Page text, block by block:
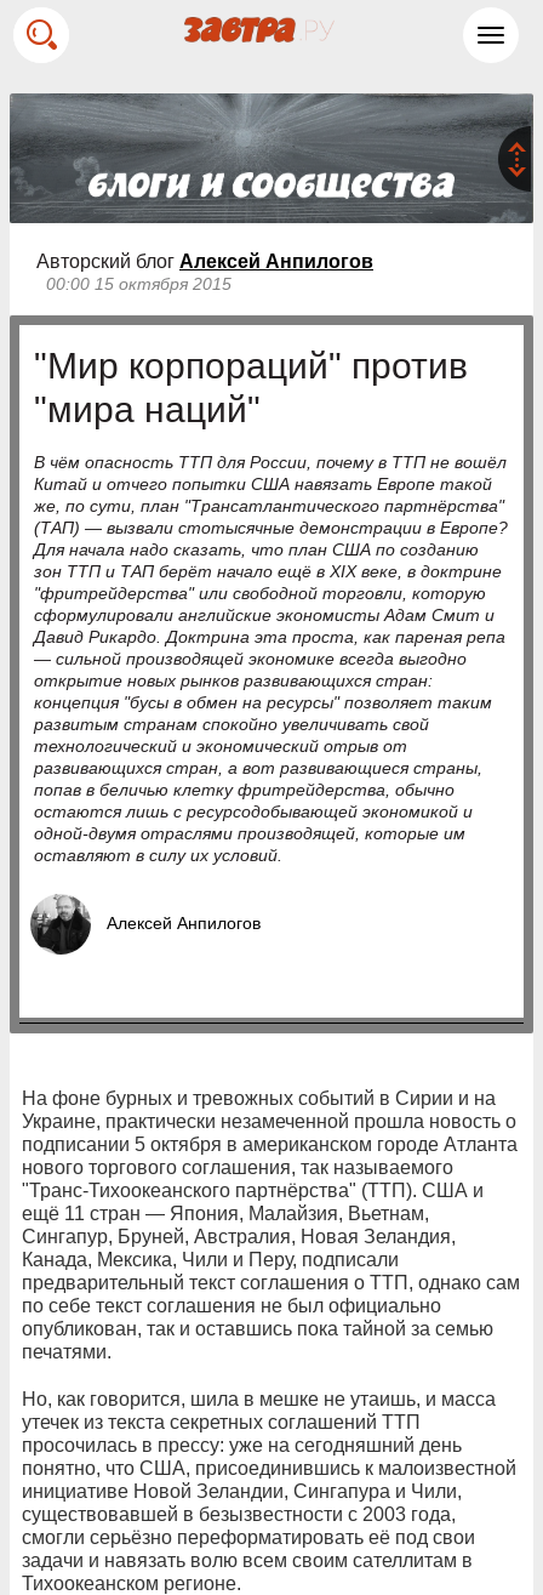
Авторский блог Алексей Анпилогов
00:00 15 октября 2015
"Мир корпораций" против
"мира наций"
В чём опасность ТТП для России, почему в ТТП не вошёл
Китай и отчего попытки США навязать Европе такой
же, по сути, план "Трансатлантического партнёрства"
(ТАП) — вызвали стотысячные демонстрации в Европе?
Для начала надо сказать, что план США по созданию
зон ТТП и ТАП берёт начало ещё в XIX веке, в доктрине
"фритрейдерства" или свободной торговли, которую
сформулировали английские экономисты Адам Смит и
Давид Рикардо. Доктрина эта проста, как пареная репа
— сильной производящей экономике всегда выгодно
открытие новых рынков развивающихся стран:
концепция "бусы в обмен на ресурсы" позволяет таким
развитым странам спокойно увеличивать свой
технологический и экономический отрыв от
развивающихся стран, а вот развивающиеся страны,
попав в беличью клетку фритрейдерства, обычно
остаются лишь с ресурсодобывающей экономикой и
одной-двумя отраслями производящей, которые им
оставляют в силу их условий.
Алексей Анпилогов
На фоне бурных и тревожных событий в Сирии и на
Украине, практически незамеченной прошла новость о
подписании 5 октября в американском городе Атланта
нового торгового соглашения, так называемого
"Транс-Тихоокеанского партнёрства" (ТТП). США и
ещё 11 стран — Япония, Малайзия, Вьетнам,
Сингапур, Бруней, Австралия, Новая Зеландия,
Канада, Мексика, Чили и Перу, подписали
предварительный текст соглашения о ТТП, однако сам
по себе текст соглашения не был официально
опубликован, так и оставшись пока тайной за семью
печатями.
Но, как говорится, шила в мешке не утаишь, и масса
утечек из текста секретных соглашений ТТП
просочилась в прессу: уже на сегодняшний день
понятно, что США, присоединившись к малоизвестной
инициативе Новой Зеландии, Сингапура и Чили,
существовавшей в безызвестности с 2003 года,
смогли серьёзно переформатировать её под свои
задачи и навязать волю всем своим сателлитам в
Тихоокеанском регионе.